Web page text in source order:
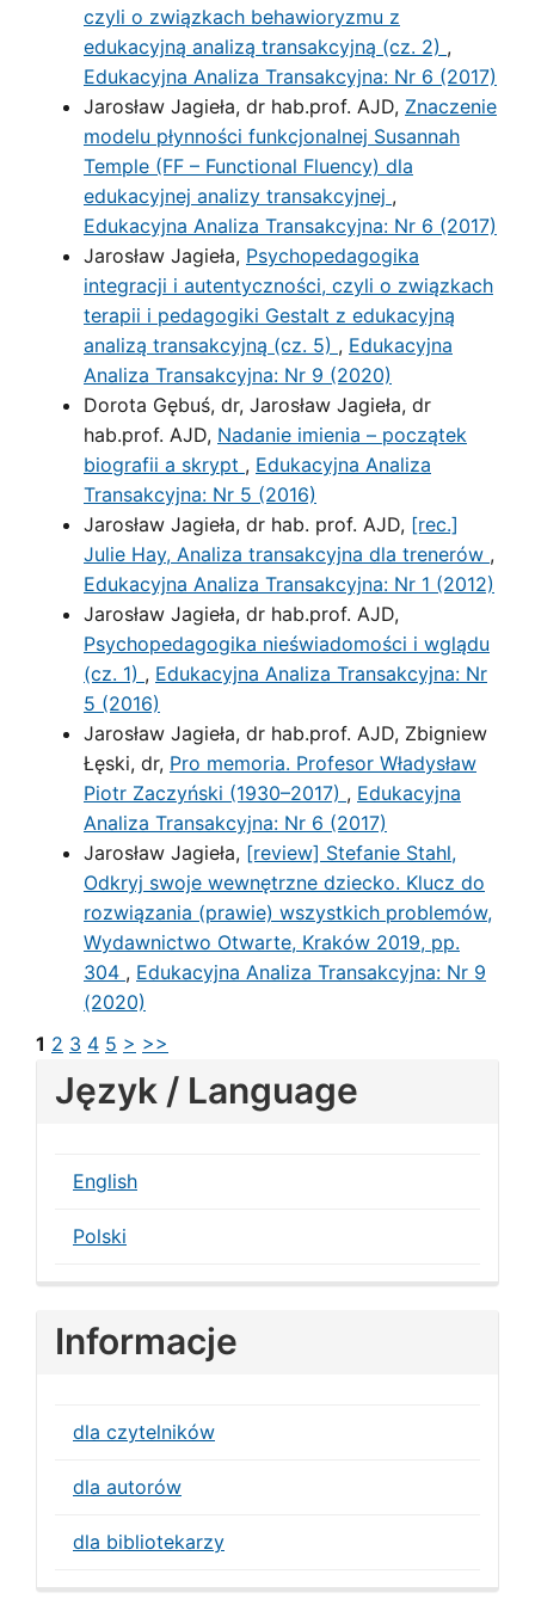
czyli o związkach behawioryzmu z
edukacyjną analizą transakcyjną (cz. 2) ,
Edukacyjna Analiza Transakcyjna: Nr 6 (2017)
Jarosław Jagieła, dr hab.prof. AJD, Znaczenie
modelu płynności funkcjonalnej Susannah
Temple (FF – Functional Fluency) dla
edukacyjnej analizy transakcyjnej ,
Edukacyjna Analiza Transakcyjna: Nr 6 (2017)
Jarosław Jagieła, Psychopedagogika
integracji i autentyczności, czyli o związkach
terapii i pedagogiki Gestalt z edukacyjną
analizą transakcyjną (cz. 5) , Edukacyjna
Analiza Transakcyjna: Nr 9 (2020)
Dorota Gębuś, dr, Jarosław Jagieła, dr
hab.prof. AJD, Nadanie imienia – początek
biografii a skrypt , Edukacyjna Analiza
Transakcyjna: Nr 5 (2016)
Jarosław Jagieła, dr hab. prof. AJD, [rec.]
Julie Hay, Analiza transakcyjna dla trenerów ,
Edukacyjna Analiza Transakcyjna: Nr 1 (2012)
Jarosław Jagieła, dr hab.prof. AJD,
Psychopedagogika nieświadomości i wglądu
(cz. 1) , Edukacyjna Analiza Transakcyjna: Nr
5 (2016)
Jarosław Jagieła, dr hab.prof. AJD, Zbigniew
Łęski, dr, Pro memoria. Profesor Władysław
Piotr Zaczyński (1930–2017) , Edukacyjna
Analiza Transakcyjna: Nr 6 (2017)
Jarosław Jagieła, [review] Stefanie Stahl,
Odkryj swoje wewnętrzne dziecko. Klucz do
rozwiązania (prawie) wszystkich problemów,
Wydawnictwo Otwarte, Kraków 2019, pp.
304 , Edukacyjna Analiza Transakcyjna: Nr 9
(2020)
1 2 3 4 5 > >>
Język / Language
English
Polski
Informacje
dla czytelników
dla autorów
dla bibliotekarzy